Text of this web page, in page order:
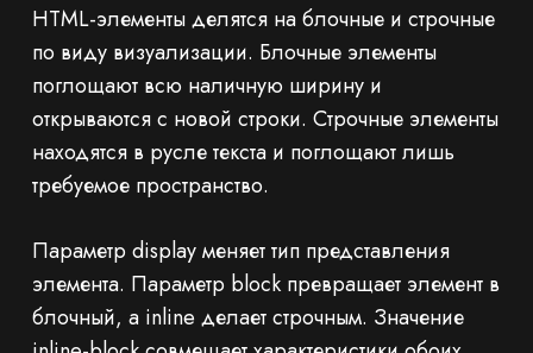
HTML-элементы делятся на блочные и строчные
по виду визуализации. Блочные элементы
поглощают всю наличную ширину и
открываются с новой строки. Строчные элементы
находятся в русле текста и поглощают лишь
требуемое пространство.
Параметр display меняет тип представления
элемента. Параметр block превращает элемент в
блочный, а inline делает строчным. Значение